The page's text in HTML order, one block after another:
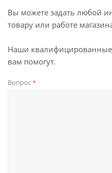
Вы можете задать любой
товару или работе
Наши квалифицированные
вам помогут.
Вопрос*